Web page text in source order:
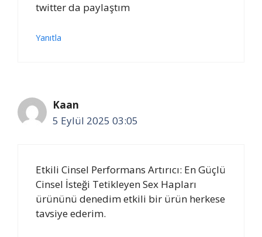
twitter da paylaştım
Yanıtla
Kaan
5 Eylül 2025 03:05
Etkili Cinsel Performans Artırıcı: En Güçlü
Cinsel İsteği Tetikleyen Sex Hapları
ürününü denedim etkili bir ürün herkese
tavsiye ederim.